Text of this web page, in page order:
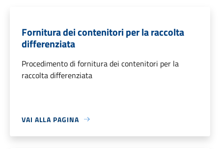
Fornitura dei contenitori per la raccolta
differenziata
Procedimento di fornitura dei contenitori per la
raccolta differenziata
VAI ALLA PAGINA